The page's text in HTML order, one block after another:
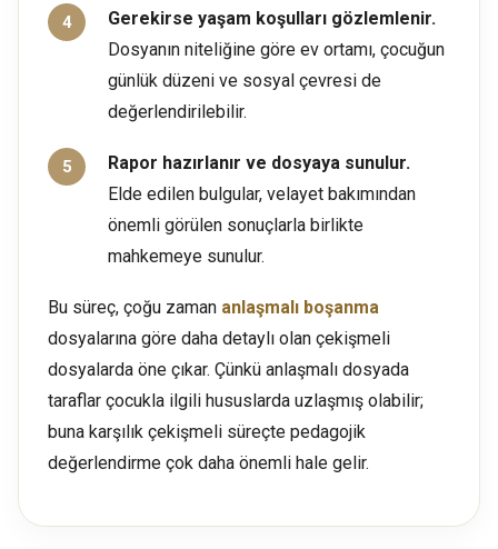
Gerekirse yaşam koşulları gözlemlenir.
Dosyanın niteliğine göre ev ortamı, çocuğun
günlük düzeni ve sosyal çevresi de
değerlendirilebilir.
Rapor hazırlanır ve dosyaya sunulur.
Elde edilen bulgular, velayet bakımından
önemli görülen sonuçlarla birlikte
mahkemeye sunulur.
Bu süreç, çoğu zaman anlaşmalı boşanma
dosyalarına göre daha detaylı olan çekişmeli
dosyalarda öne çıkar. Çünkü anlaşmalı dosyada
taraflar çocukla ilgili hususlarda uzlaşmış olabilir;
buna karşılık çekişmeli süreçte pedagojik
değerlendirme çok daha önemli hale gelir.